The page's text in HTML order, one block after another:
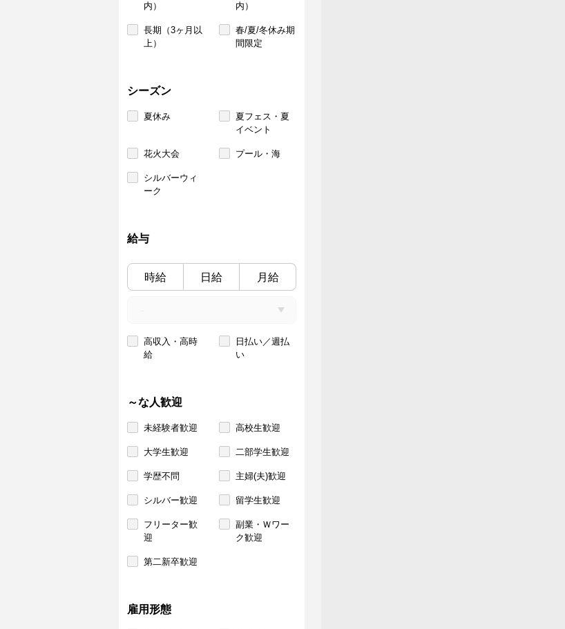
内）
内）
長期（3ヶ月以
上）
春/夏/冬休み期
間限定
シーズン
夏休み
夏フェス・夏
イベント
花火大会 プール・海
シルバーウィ
ーク
給与
時給 日給 月給
高収入・高時
給
日払い／週払
い
～な人歓迎
未経験者歓迎 高校生歓迎
大学生歓迎 二部学生歓迎
学歴不問 主婦(夫)歓迎
シルバー歓迎 留学生歓迎
フリーター歓
迎
副業・Ｗワー
ク歓迎
第二新卒歓迎
雇用形態